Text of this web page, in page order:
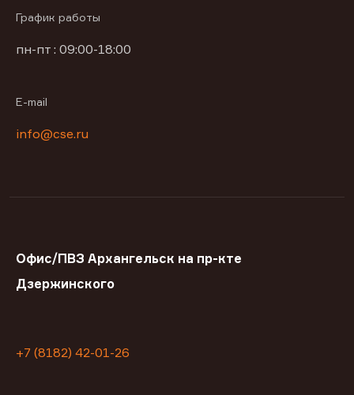
График работы
пн-пт : 09:00-18:00
E-mail
info@cse.ru
Офис/ПВЗ Архангельск на пр-кте
Дзержинского
+7 (8182) 42-01-26